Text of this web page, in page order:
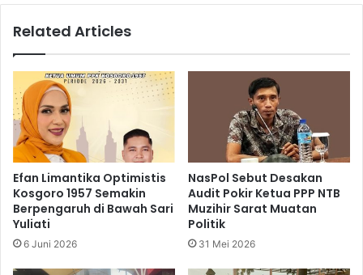
Related Articles
Efan Limantika Optimistis
Kosgoro 1957 Semakin
Berpengaruh di Bawah Sari
Yuliati
6 Juni 2026
NasPol Sebut Desakan
Audit Pokir Ketua PPP NTB
Muzihir Sarat Muatan
Politik
31 Mei 2026